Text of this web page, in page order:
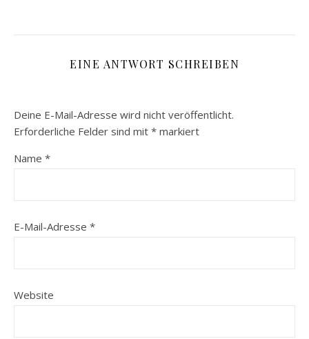
EINE ANTWORT SCHREIBEN
Deine E-Mail-Adresse wird nicht veröffentlicht.
Erforderliche Felder sind mit * markiert
Name *
E-Mail-Adresse *
Website